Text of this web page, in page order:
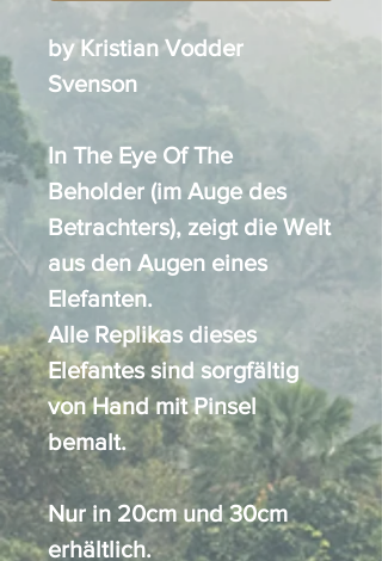
by Kristian Vodder
Svenson
In The Eye Of The
Beholder (im Auge des
Betrachters), zeigt die Welt
aus den Augen eines
Elefanten.
Alle Replikas dieses
Elefantes sind sorgfältig
von Hand mit Pinsel
bemalt.
Nur in 20cm und 30cm
erhältlich.